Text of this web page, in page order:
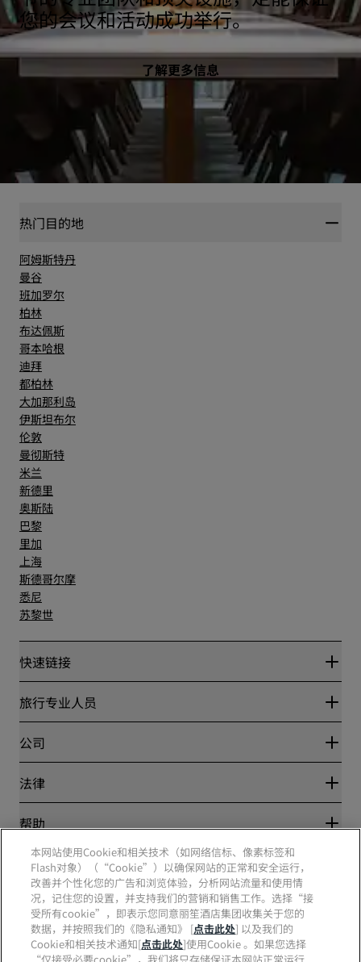
您的会议和活动成功举行。
了解更多信息
热门目的地
阿姆斯特丹
曼谷
班加罗尔
柏林
布达佩斯
哥本哈根
迪拜
都柏林
大加那利岛
伊斯坦布尔
伦敦
曼彻斯特
米兰
新德里
奥斯陆
巴黎
里加
上海
斯德哥尔摩
悉尼
苏黎世
快速链接
丽赏会
Blog
目的地
丽笙酒店集团APP
体育认证酒店
家庭友好型酒店
旅行专业人员
合作伙伴
公司
丽笙酒店集团
工作机会 RHG
工作机会 PPHE
工作机会 EHL
The Club by RHG
发展机会
责任经营
采购
法律
隐私中心
丽赏会条款和条件
网站使用协议
数字无障碍
现代奴隶制声明
帮助
消费者警示
联系方式
常见问题
网站地图
社交媒体
丽笙酒店集团品牌
本网站使用Cookie和相关技术（如网络信标、像素标签和
Flash对象）（“Cookie”）以确保网站的正常和安全运行，
改善并个性化您的广告和浏览体验，分析网站流量和使用情
况，记住您的设置，并支持我们的营销和销售工作。选择“接
受所有cookie”，即表示您同意丽笙酒店集团收集关于您的
数据，并按照我们的《隐私通知》 [点击此处] 以及我们的
Cookie和相关技术通知[点击此处]使用Cookie 。如果您选择